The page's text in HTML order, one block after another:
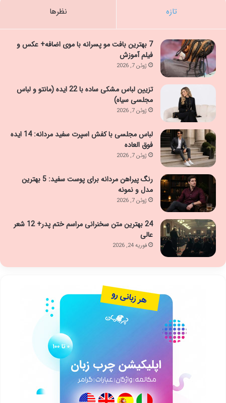
تازه نظرها
7 بهترین بافت مو پسرانه با موی اضافه+ عکس و
فیلم آموزش
ژوئن 7, 2026
تزیین لباس مشکی ساده با 22 ایده (مانتو و لباس
مجلسی سیاه)
ژوئن 7, 2026
لباس مجلسی با کفش اسپرت سفید مردانه: 14 ایده
فوق العاده
ژوئن 7, 2026
رنگ پیراهن مردانه برای پوست سفید: 5 بهترین
مدل و نمونه
ژوئن 7, 2026
24 بهترین متن سخنرانی مراسم ختم پدر+ 12 شعر
عالی
فوریه 24, 2026